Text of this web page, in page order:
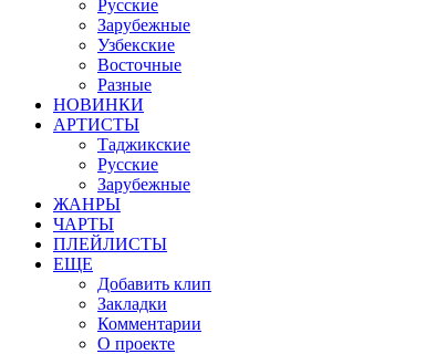
Русские
Зарубежные
Узбекские
Восточные
Разные
НОВИНКИ
АРТИСТЫ
Таджикские
Русские
Зарубежные
ЖАНРЫ
ЧАРТЫ
ПЛЕЙЛИСТЫ
ЕЩЕ
Добавить клип
Закладки
Комментарии
О проекте